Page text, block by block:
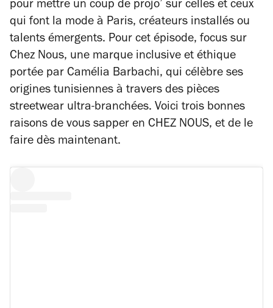
pour mettre un coup de projo’ sur celles et ceux
qui font la mode à Paris, créateurs installés ou
talents émergents. Pour cet épisode, focus sur
Chez Nous, une marque inclusive et éthique
portée par Camélia Barbachi, qui célèbre ses
origines tunisiennes à travers des pièces
streetwear ultra-branchées. Voici trois bonnes
raisons de vous sapper en CHEZ NOUS, et de le
faire dès maintenant.